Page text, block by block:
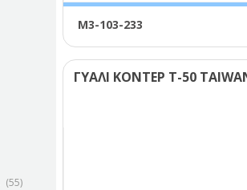
(55)
Μ3-103-233
ΓΥΑΛΙ ΚΟΝΤΕΡ Τ-50